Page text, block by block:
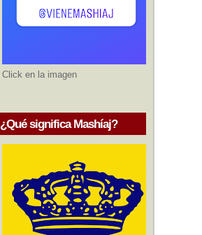
Click en la imagen
¿Qué significa Mashíaj?